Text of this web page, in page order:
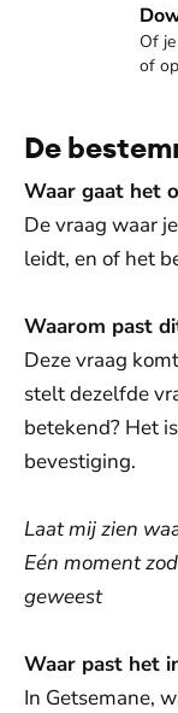
Of
of
Download de app
De
Waar gaat het
De vraag waar
leidt, en of het
Waarom past
Deze vraag
stelt dezelfde
betekend? Het
bevestiging.
Laat mij zien
Eén moment
geweest
Waar past het
In Getsemane,